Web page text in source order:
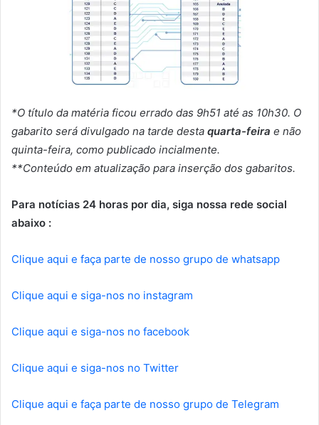
*O título da matéria ficou errado das 9h51 até as 10h30. O
gabarito será divulgado na tarde desta quarta-feira e não
quinta-feira, como publicado incialmente.
**Conteúdo em atualização para inserção dos gabaritos.
Para notícias 24 horas por dia, siga nossa rede social
abaixo :
Clique aqui e faça parte de nosso grupo de whatsapp
Clique aqui e siga-nos no instagram
Clique aqui e siga-nos no facebook
Clique aqui e siga-nos no Twitter
Clique aqui e faça parte de nosso grupo de Telegram